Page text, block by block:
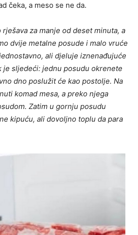
čeka, a meso se ne da.
za manje od deset minuta, a
dvije metalne posude i malo vruće
ali djeluje iznenađujuće
je sljedeći: jednu posudu okrenete
dno poslužit će kao postolje. Na
komad mesa, a preko njega
Zatim u gornju posudu
kipuću, ali dovoljno toplu da para